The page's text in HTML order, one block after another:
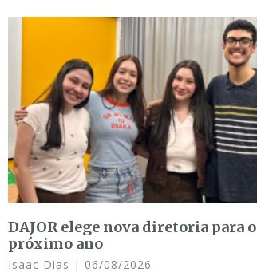
DAJOR elege nova diretoria para o
próximo ano
Isaac Dias 06/08/2026